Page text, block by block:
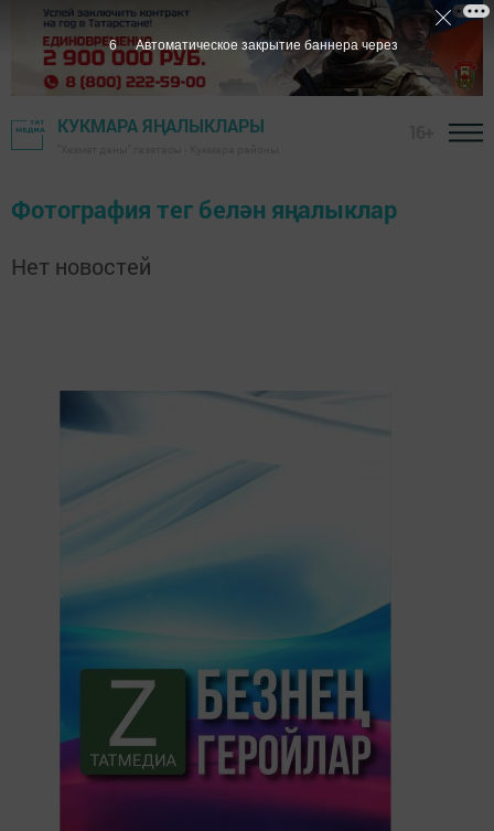
КУКМАРА ЯҢАЛЫКЛАРЫ
Фотография тег белән яңалыклар
Нет новостей
5 Автоматическое закрытие баннера через